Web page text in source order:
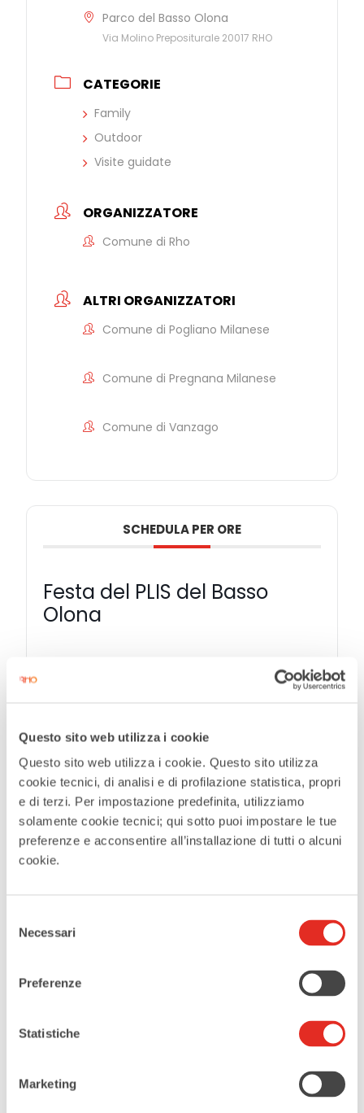
Questo sito web utilizza i cookie
Questo sito web utilizza i cookie. Questo sito utilizza
cookie tecnici, di analisi e di profilazione statistica, propri
e di terzi. Per impostazione predefinita, utilizziamo
solamente cookie tecnici; qui sotto puoi impostare le tue
preferenze e acconsentire all’installazione di tutti o alcuni
cookie.
delNecessari
Preferenze
Statistiche
Marketing
Parco del Basso Olona
Via Molino Prepositurale 20017 RHO
CATEGORIE
Family
Outdoor
Visite guidate
ORGANIZZATORE
Comune di Rho
ALTRI ORGANIZZATORI
Comune di Pogliano Milanese
Comune di Pregnana Milanese
Comune di Vanzago
SCHEDULA PER ORE
Festa del PLIS del Basso
Olona
10.30
tour nel PLIS
con visita guidata alla cascina Rossi
11.30
visita guidata del Plis - La Ghiandaia: le tracce
degli animali, educazione ambientale con i